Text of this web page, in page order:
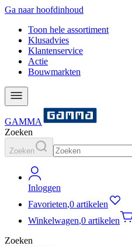
Ga naar hoofdinhoud
Toon hele assortiment
Klusadvies
Klantenservice
Actie
Bouwmarkten
GAMMA
Zoeken
Zoeken
Inloggen
Favorieten,0 artikelen
Winkelwagen,0 artikelen
Zoeken